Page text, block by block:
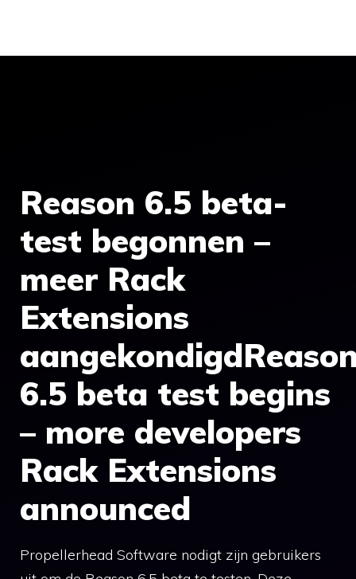
Reason 6.5 beta-
test begonnen –
meer Rack
Extensions
6.5 beta test begins
– more developers
Rack Extensions
announced
Propellerhead Software nodigt zijn gebruikers